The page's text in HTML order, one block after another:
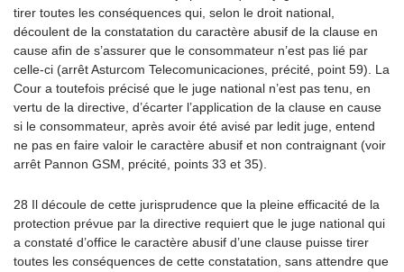
tirer toutes les conséquences qui, selon le droit national,
découlent de la constatation du caractère abusif de la clause en
cause afin de s’assurer que le consommateur n’est pas lié par
celle-ci (arrêt Asturcom Telecomunicaciones, précité, point 59). La
Cour a toutefois précisé que le juge national n’est pas tenu, en
vertu de la directive, d’écarter l’application de la clause en cause
si le consommateur, après avoir été avisé par ledit juge, entend
ne pas en faire valoir le caractère abusif et non contraignant (voir
arrêt Pannon GSM, précité, points 33 et 35).
28 Il découle de cette jurisprudence que la pleine efficacité de la
protection prévue par la directive requiert que le juge national qui
a constaté d’office le caractère abusif d’une clause puisse tirer
toutes les conséquences de cette constatation, sans attendre que